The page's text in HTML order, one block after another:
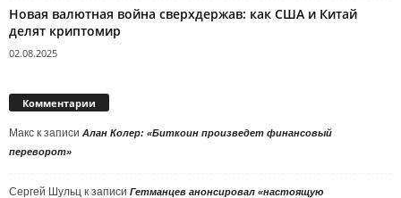
Новая валютная война сверхдержав: как США и Китай
делят криптомир
02.08.2025
Комментарии
Макс к записи Алан Колер: «Биткоин произведет финансовый
переворот»
Сергей Шульц к записи Гетманцев анонсировал «настоящую